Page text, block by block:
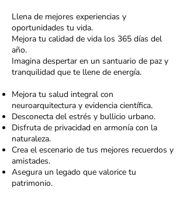
Llena de mejores experiencias y
oportunidades tu vida.
Mejora tu calidad de vida los 365 días del
año.
Imagina despertar en un santuario de paz y
tranquilidad que te llene de energía.
Mejora tu salud integral con
neuroarquitectura y evidencia científica.
Desconecta del estrés y bullicio urbano.
Disfruta de privacidad en armonía con la
naturaleza.
Crea el escenario de tus mejores recuerdos y
amistades.
Asegura un legado que valorice tu
patrimonio.